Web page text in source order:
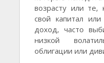
возрасту или те,
свой капитал
доход, часто
низкой
облигации или